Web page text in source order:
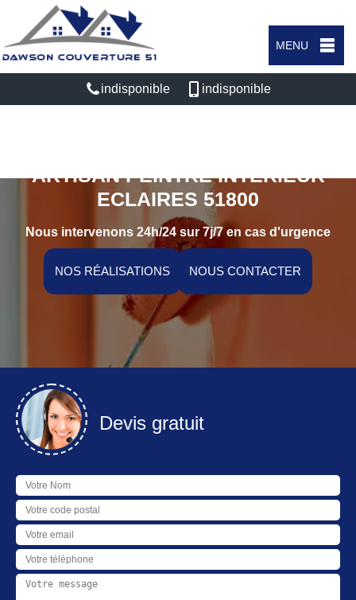
MENU
indisponible indisponible
ARTISAN PEINTRE INTÉRIEUR
ECLAIRES 51800
Nous intervenons 24h/24 sur 7j/7 en cas d'urgence
NOS RÉALISATIONS NOUS CONTACTER
Devis gratuit